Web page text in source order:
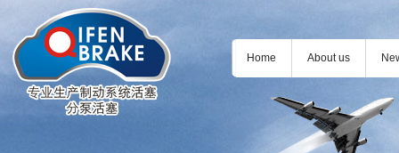
Home About us